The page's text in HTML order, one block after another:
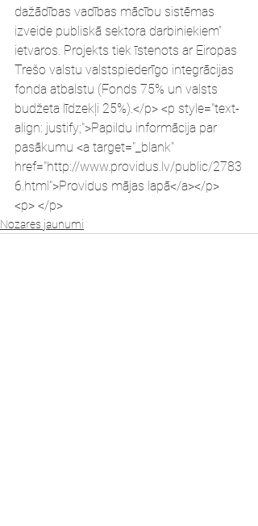
dažādības vadības mācību sistēmas
izveide publiskā sektora darbiniekiem”
ietvaros. Projekts tiek īstenots ar Eiropas
Trešo valstu valstspiederīgo integrācijas
fonda atbalstu (Fonds 75% un valsts
budžeta līdzekļi 25%).</p> <p style="text-
align: justify;">Papildu informācija par
pasākumu <a target="_blank"
href="http://www.providus.lv/public/2783
6.html">Providus mājas lapā</a></p>
<p> </p>
Nozares jaunumi